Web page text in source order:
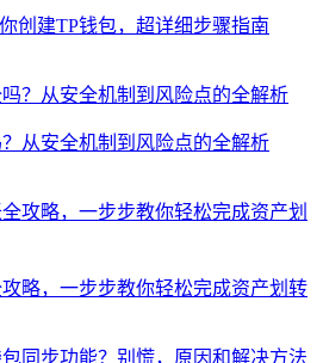
创建TP钱包，超详细步骤指南
从安全机制到风险点的全解析
略，一步步教你轻松完成资产划转